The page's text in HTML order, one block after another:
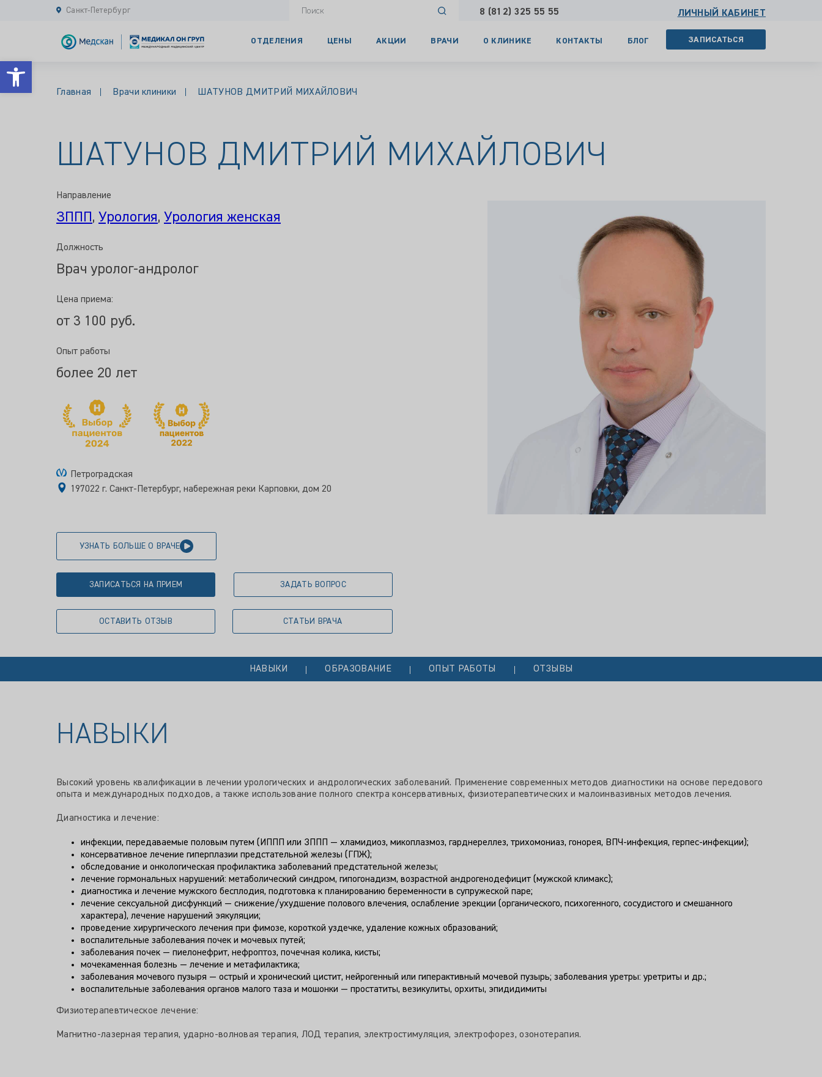
Открыть панель инструментов
Санкт-Петербург 8 (812) 325 55 55 ЛИЧНЫЙ КАБИНЕТ
ОТДЕЛЕНИЯ ЦЕНЫ АКЦИИ ВРАЧИ О КЛИНИКЕ КОНТАКТЫ БЛОГ ЗАПИСАТЬСЯ
Главная Врачи клиники ШАТУНОВ ДМИТРИЙ МИХАЙЛОВИЧ
ШАТУНОВ ДМИТРИЙ МИХАЙЛОВИЧ
Направление
ЗППП , Урология, Урология женская
Должность
Врач уролог-андролог
Цена приема:
от 3 100 руб.
Опыт работы
более 20 лет
Петроградская
197022 г. Санкт-Петербург, набережная реки Карповки, дом 20
УЗНАТЬ БОЛЬШЕ О ВРАЧЕ
ЗАПИСАТЬСЯ НА ПРИЕМ ЗАДАТЬ ВОПРОС
ОСТАВИТЬ ОТЗЫВ СТАТЬИ ВРАЧА
НАВЫКИ ОБРАЗОВАНИЕ ОПЫТ РАБОТЫ ОТЗЫВЫ
НАВЫКИ
Высокий уровень квалификации в лечении урологических и андрологических заболеваний. Применение современных методов диагностики на основе передового
опыта и международных подходов, а также использование полного спектра консервативных, физиотерапевтических и малоинвазивных методов лечения.
Диагностика и лечение:
инфекции, передаваемые половым путем (ИППП или ЗППП — хламидиоз, микоплазмоз, гарднереллез, трихомониаз, гонорея, ВПЧ-инфекция, герпес-инфекции);
консервативное лечение гиперплазии предстательной железы (ГПЖ);
обследование и онкологическая профилактика заболеваний предстательной железы;
лечение гормональных нарушений: метаболический синдром, гипогонадизм, возрастной андрогенодефицит (мужской климакс);
диагностика и лечение мужского бесплодия, подготовка к планированию беременности в супружеской паре;
лечение сексуальной дисфункций — снижение/ухудшение полового влечения, ослабление эрекции (органического, психогенного, сосудистого и смешанного
характера), лечение нарушений эякуляции;
проведение хирургического лечения при фимозе, короткой уздечке, удаление кожных образований;
воспалительные заболевания почек и мочевых путей;
заболевания почек — пиелонефрит, нефроптоз, почечная колика, кисты;
мочекаменная болезнь — лечение и метафилактика;
заболевания мочевого пузыря — острый и хронический цистит, нейрогенный или гиперактивный мочевой пузырь; заболевания уретры: уретриты и др.;
воспалительные заболевания органов малого таза и мошонки — простатиты, везикулиты, орхиты, эпидидимиты
Физиотерапевтическое лечение:
Магнитно-лазерная терапия, ударно-волновая терапия, ЛОД терапия, электростимуляция, электрофорез, озонотерапия.